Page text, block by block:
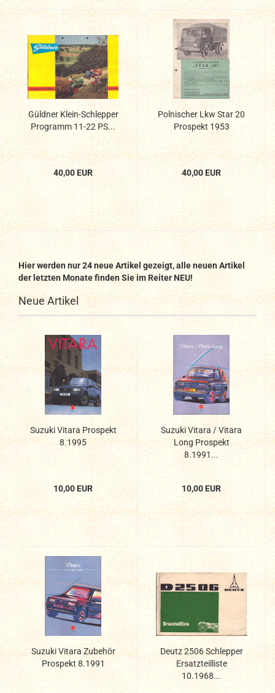
Güldner Klein-Schlepper
Programm 11-22 PS...
40,00 EUR
Polnischer Lkw Star 20
Prospekt 1953
40,00 EUR
Hier werden nur 24 neue Artikel gezeigt, alle neuen Artikel
der letzten Monate finden Sie im Reiter NEU!
Neue Artikel
Suzuki Vitara Prospekt
8.1995
10,00 EUR
Suzuki Vitara / Vitara
Long Prospekt
8.1991...
10,00 EUR
Suzuki Vitara Zubehör
Prospekt 8.1991
Deutz 2506 Schlepper
Ersatzteilliste
10.1968...